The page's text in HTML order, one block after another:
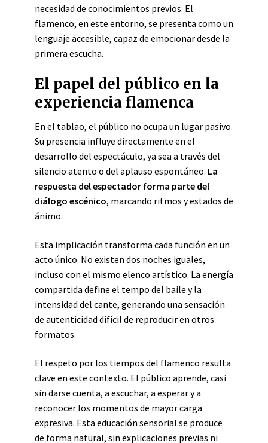
necesidad de conocimientos previos. El
flamenco, en este entorno, se presenta como un
lenguaje accesible, capaz de emocionar desde la
primera escucha.
El papel del público en la
experiencia flamenca
En el tablao, el público no ocupa un lugar pasivo.
Su presencia influye directamente en el
desarrollo del espectáculo, ya sea a través del
silencio atento o del aplauso espontáneo. La
respuesta del espectador forma parte del
diálogo escénico, marcando ritmos y estados de
ánimo.
Esta implicación transforma cada función en un
acto único. No existen dos noches iguales,
incluso con el mismo elenco artístico. La energía
compartida define el tempo del baile y la
intensidad del cante, generando una sensación
de autenticidad difícil de reproducir en otros
formatos.
El respeto por los tiempos del flamenco resulta
clave en este contexto. El público aprende, casi
sin darse cuenta, a escuchar, a esperar y a
reconocer los momentos de mayor carga
expresiva. Esta educación sensorial se produce
de forma natural, sin explicaciones previas ni